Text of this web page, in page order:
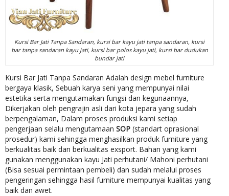
Kursi Bar Jati Tanpa Sandaran, kursi bar kayu jati tanpa sandaran, kursi
bar tanpa sandaran kayu jati, kursi bar polos kayu jati, kursi bar dudukan
bundar jati
Kursi Bar Jati Tanpa Sandaran Adalah design mebel furniture
bergaya klasik, Sebuah karya seni yang mempunyai nilai
estetika serta mengutamakan fungsi dan kegunaannya,
Dikerjakan oleh pengrajin asli dari kota jepara yang sudah
berpengalaman, Dalam proses produksi kami setiap
pengerjaan selalu mengutamaan SOP (standart oprasional
prosedur) kami sehingga menghasilkan produk furniture yang
berkualitas baik dan berkualitas exsport. Bahan yang kami
gunakan menggunakan kayu Jati perhutani/ Mahoni perhutani
(Bisa sesuai permintaan pembeli) dan sudah melalui proses
pengeringan sehingga hasil furniture mempunyai kualitas yang
baik dan awet.